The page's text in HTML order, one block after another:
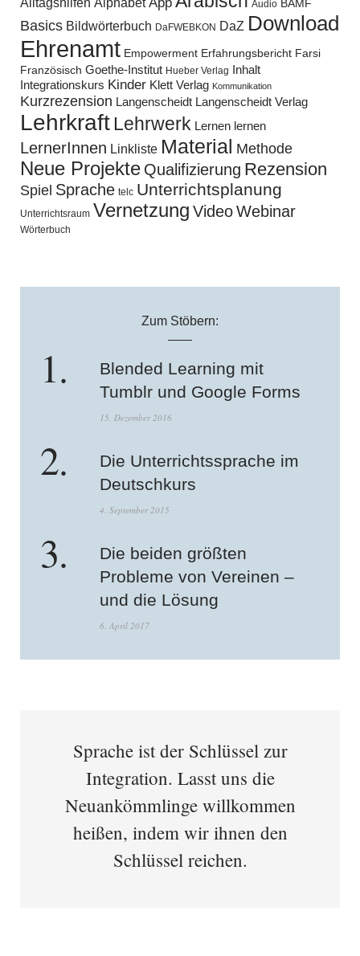
Audio BAMF
Basics Bildwörterbuch DaFWEBKON DaZ Download
Ehrenamt Empowerment Erfahrungsbericht Farsi
Französisch Goethe-Institut Hueber Verlag
Inhalt
Integrationskurs Kinder Klett Verlag Kommunikation
Kurzrezension Langenscheidt Langenscheidt Verlag
LehrkraftLehrwerk Lernen lernen
LernerInnen Linkliste Material Methode
Neue Projekte Qualifizierung Rezension
Spiel Sprache telc Unterrichtsplanung
Unterrichtsraum Vernetzung VideoWebinar
Wörterbuch
Zum Stöbern:
Blended Learning mit
Tumblr und Google Forms
15. Dezember 2016
Die Unterrichtssprache im
Deutschkurs
4. September 2015
Die beiden größten
Probleme von Vereinen –
und die Lösung
6. April 2017
Sprache ist der Schlüssel zur
Integration. Lasst uns die
Neuankömmlinge willkommen
heißen, indem wir ihnen den
Schlüssel reichen.